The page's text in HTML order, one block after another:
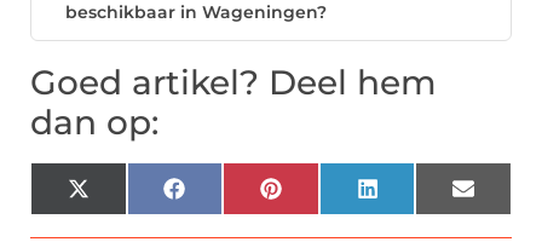
beschikbaar in Wageningen?
Goed artikel? Deel hem
dan op:
X
(Twitter)
Facebook Pinterest LinkedIn Email